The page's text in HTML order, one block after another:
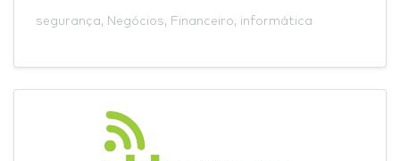
segurança, Negócios, Financeiro, informática